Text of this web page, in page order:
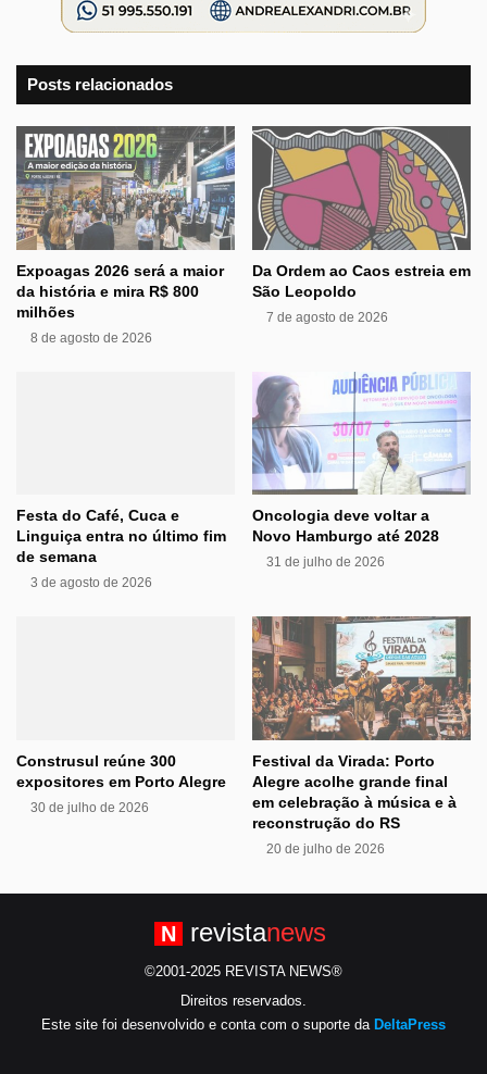
Posts relacionados
Expoagas 2026 será a maior
da história e mira R$ 800
milhões
8 de agosto de 2026
Da Ordem ao Caos estreia em
São Leopoldo
7 de agosto de 2026
Festa do Café, Cuca e
Linguiça entra no último fim
de semana
3 de agosto de 2026
Oncologia deve voltar a
Novo Hamburgo até 2028
31 de julho de 2026
Construsul reúne 300
expositores em Porto Alegre
30 de julho de 2026
Festival da Virada: Porto
Alegre acolhe grande final
em celebração à música e à
reconstrução do RS
20 de julho de 2026
N revistanews
©2001-2025 REVISTA NEWS®
Direitos reservados.
Este site foi desenvolvido e conta com o suporte da DeltaPress